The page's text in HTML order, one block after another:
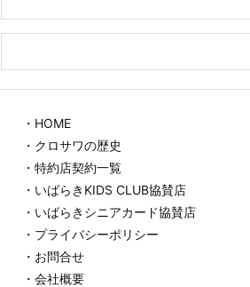
・HOME
・クロサワの歴史
・特約店契約一覧
・いばらきKIDS CLUB協賛店
・いばらきシニアカード協賛店
・プライバシーポリシー
・お問合せ
・会社概要